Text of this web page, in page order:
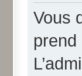
Vous